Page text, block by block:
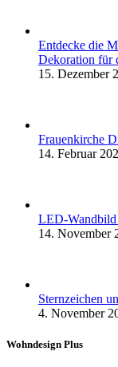
Entdecke die
Dekoration für
15. Dezember
Frauenkirche
14. Februar
LED-Wandbild
14. November
Sternzeichen
4. November
Wohndesign Plus